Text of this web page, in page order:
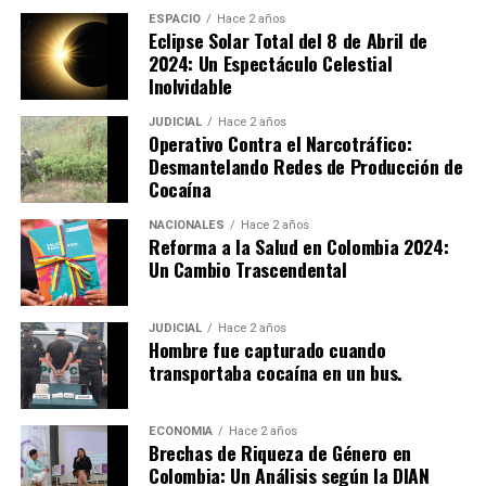
solo permiten visibilizar la importancia del bienestar
animal, sino que también alivian la carga económica que
implica el cuidado diario de cientos de animales. En
palabras de los cuidadores, la donación de alimentos es
crucial, ya que se consumen grandes cantidades, como
un bulto de 30 kg de alimento para perros cada 4 días y
uno de 17 kg para gatos cada 5 días.
Zoolidaridad
es una muestra clara de lo que se puede
lograr cuando la comunidad se une por una causa
común: el respeto y el bienestar de los animales.
ESPACIO Hace 2 años
Eclipse Solar Total del 8 de Abril de
2024: Un Espectáculo Celestial
Inolvidable
JUDICIAL Hace 2 años
Operativo Contra el Narcotráfico:
Desmantelando Redes de Producción de
Cocaína
NACIONALES Hace 2 años
Reforma a la Salud en Colombia 2024:
Un Cambio Trascendental
JUDICIAL Hace 2 años
Hombre fue capturado cuando
transportaba cocaína en un bus.
ECONOMIA Hace 2 años
Brechas de Riqueza de Género en
Colombia: Un Análisis según la DIAN